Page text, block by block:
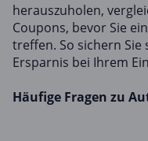
herauszuholen,
Coupons, bevor Sie
treffen. So sichern
Ersparnis bei Ihrem
Häufige Fragen zu